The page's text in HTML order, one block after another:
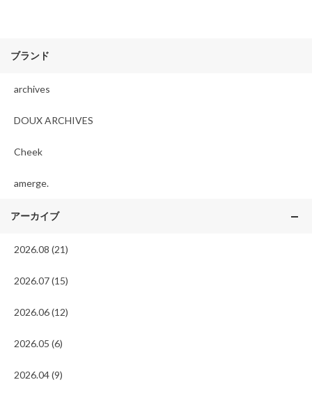
ブランド
archives
DOUX ARCHIVES
Cheek
amerge.
アーカイブ
2026.08 (21)
2026.07 (15)
2026.06 (12)
2026.05 (6)
2026.04 (9)